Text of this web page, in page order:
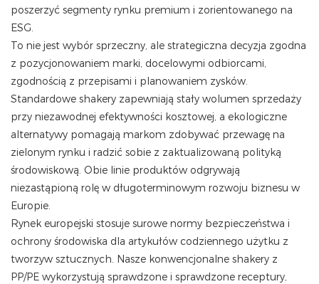
poszerzyć segmenty rynku premium i zorientowanego na
ESG.
To nie jest wybór sprzeczny, ale strategiczna decyzja zgodna
z pozycjonowaniem marki, docelowymi odbiorcami,
zgodnością z przepisami i planowaniem zysków.
Standardowe shakery zapewniają stały wolumen sprzedaży
przy niezawodnej efektywności kosztowej, a ekologiczne
alternatywy pomagają markom zdobywać przewagę na
zielonym rynku i radzić sobie z zaktualizowaną polityką
środowiskową. Obie linie produktów odgrywają
niezastąpioną rolę w długoterminowym rozwoju biznesu w
Europie.
Rynek europejski stosuje surowe normy bezpieczeństwa i
ochrony środowiska dla artykułów codziennego użytku z
tworzyw sztucznych. Nasze konwencjonalne shakery z
PP/PE wykorzystują sprawdzone i sprawdzone receptury,